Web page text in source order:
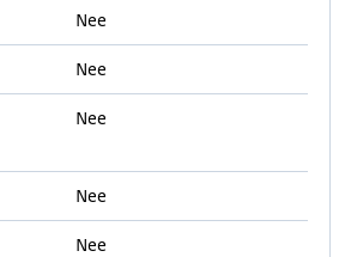
Nee
Nee
Nee
Nee
Nee